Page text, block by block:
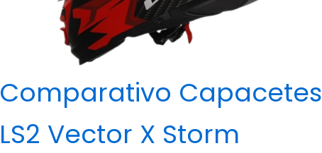
Comparativo Capacetes
LS2 Vector X Storm